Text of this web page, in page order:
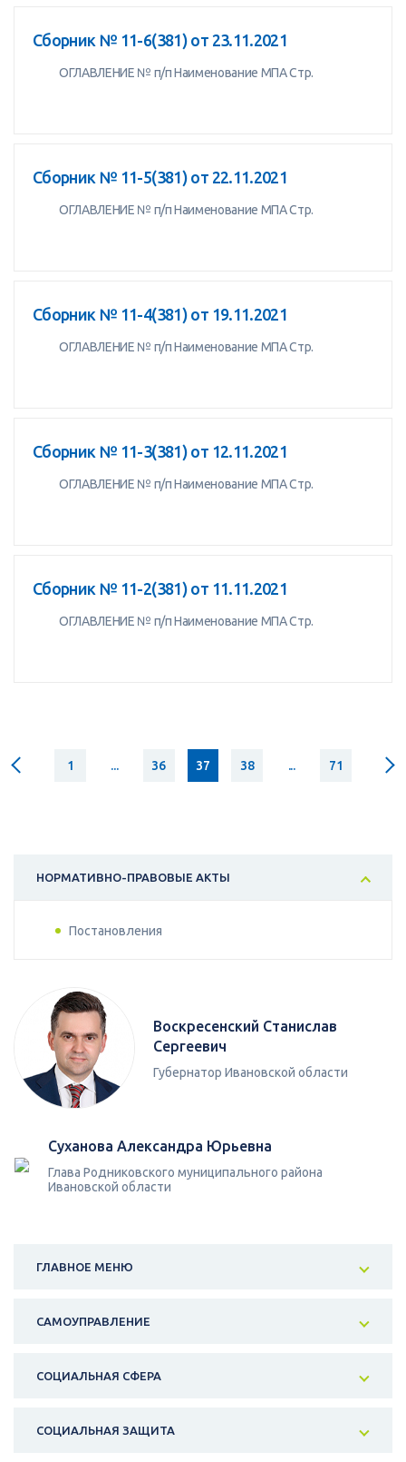
Сборник № 11-6(381) от 23.11.2021
ОГЛАВЛЕНИЕ № п/п Наименование МПА Стр.
Сборник № 11-5(381) от 22.11.2021
ОГЛАВЛЕНИЕ № п/п Наименование МПА Стр.
Сборник № 11-4(381) от 19.11.2021
ОГЛАВЛЕНИЕ № п/п Наименование МПА Стр.
Сборник № 11-3(381) от 12.11.2021
ОГЛАВЛЕНИЕ № п/п Наименование МПА Стр.
Cборник № 11-2(381) от 11.11.2021
ОГЛАВЛЕНИЕ № п/п Наименование МПА Стр.
1 ... 36 37 38 ... 71
НОРМАТИВНО-ПРАВОВЫЕ АКТЫ
Постановления
Воскресенский Станислав
Сергеевич
Губернатор Ивановской области
Суханова Александра Юрьевна
Глава Родниковского муниципального района
Ивановской области
ГЛАВНОЕ МЕНЮ
САМОУПРАВЛЕНИЕ
СОЦИАЛЬНАЯ СФЕРА
СОЦИАЛЬНАЯ ЗАЩИТА